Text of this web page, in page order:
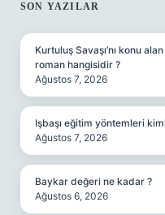
SIDEBAR
SON YAZILAR
Kurtuluş Savaşı’nı konu
roman hangisidir ?
Ağustos 7, 2026
Işbaşı eğitim yöntemleri
Ağustos 7, 2026
Baykar değeri ne kadar ?
Ağustos 6, 2026